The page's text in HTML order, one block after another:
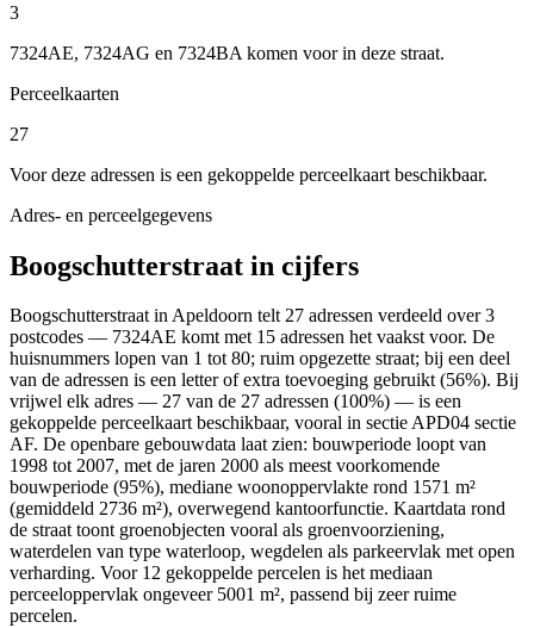
3
7324AE, 7324AG en 7324BA komen voor in deze straat.
Perceelkaarten
27
Voor deze adressen is een gekoppelde perceelkaart beschikbaar.
Adres- en perceelgegevens
Boogschutterstraat in cijfers
Boogschutterstraat in Apeldoorn telt 27 adressen verdeeld over 3
postcodes — 7324AE komt met 15 adressen het vaakst voor. De
huisnummers lopen van 1 tot 80; ruim opgezette straat; bij een deel
van de adressen is een letter of extra toevoeging gebruikt (56%). Bij
vrijwel elk adres — 27 van de 27 adressen (100%) — is een
gekoppelde perceelkaart beschikbaar, vooral in sectie APD04 sectie
AF. De openbare gebouwdata laat zien: bouwperiode loopt van
1998 tot 2007, met de jaren 2000 als meest voorkomende
bouwperiode (95%), mediane woonoppervlakte rond 1571 m²
(gemiddeld 2736 m²), overwegend kantoorfunctie. Kaartdata rond
de straat toont groenobjecten vooral als groenvoorziening,
waterdelen van type waterloop, wegdelen als parkeervlak met open
verharding. Voor 12 gekoppelde percelen is het mediaan
perceeloppervlak ongeveer 5001 m², passend bij zeer ruime
percelen.